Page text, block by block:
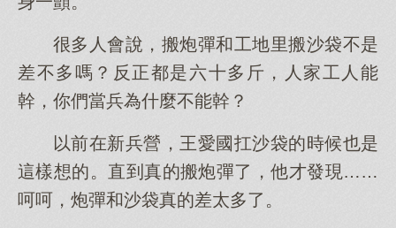
很多人會說，搬炮彈和工地里搬沙袋不是
差不多嗎？反正都是六十多斤，人家工人能
幹，你們當兵為什麼不能幹？
以前在新兵營，王愛國扛沙袋的時候也是
這樣想的。直到真的搬炮彈了，他才發現……
呵呵，炮彈和沙袋真的差太多了。